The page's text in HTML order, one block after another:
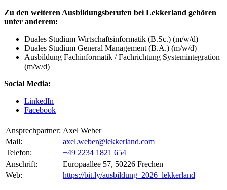
Zu den weiteren Ausbildungsberufen bei Lekkerland gehören
unter anderem:
Duales Studium Wirtschaftsinformatik (B.Sc.) (m/w/d)
Duales Studium General Management (B.A.) (m/w/d)
Ausbildung Fachinformatik / Fachrichtung Systemintegration
(m/w/d)
Social Media:
LinkedIn
Facebook
Ansprechpartner: Axel Weber
Mail:
axel.weber@lekkerland.com
Telefon:
+49 2234 1821 654
Anschrift:
Europaallee 57, 50226 Frechen
Web:
https://bit.ly/ausbildung_2026_lekkerland